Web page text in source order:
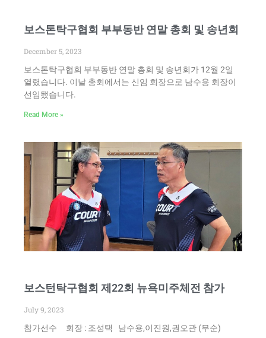
보스톤탁구협회 부부동반 연말 총회 및 송년회
December 5, 2023
보스톤탁구협회 부부동반 연말 총회 및 송년회가 12월 2일
열렸습니다. 이날 총회에서는 신임 회장으로 남수용 회장이
선임됐습니다.
Read More »
보스턴탁구협회 제22회 뉴욕미주체전 참가
July 9, 2023
참가선수 회장 : 조성택 남수용,이진원,권오관 (무순)